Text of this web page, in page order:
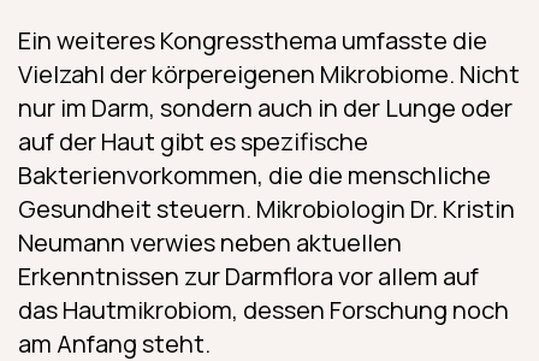
Ein weiteres Kongressthema umfasste die
Vielzahl der körpereigenen Mikrobiome. Nicht
nur im Darm, sondern auch in der Lunge oder
auf der Haut gibt es spezifische
Bakterienvorkommen, die die menschliche
Gesundheit steuern. Mikrobiologin Dr. Kristin
Neumann verwies neben aktuellen
Erkenntnissen zur Darmflora vor allem auf
das Hautmikrobiom, dessen Forschung noch
am Anfang steht.